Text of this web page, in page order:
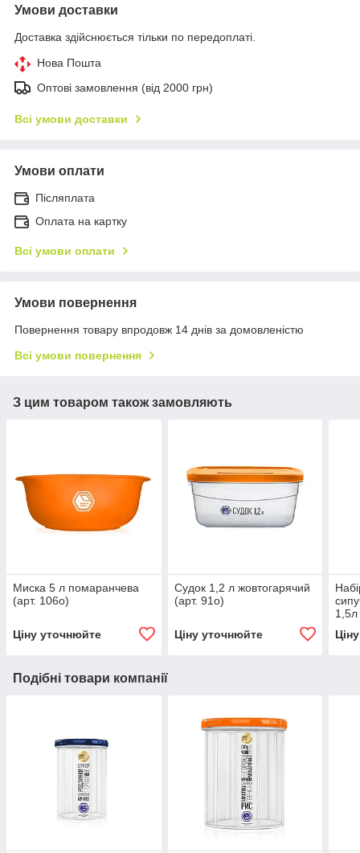
Умови доставки
Доставка здійснюється тільки по передоплаті.
Нова Пошта
Оптові замовлення (від 2000 грн)
Всі умови доставки
Умови оплати
Післяплата
Оплата на картку
Всі умови оплати
Умови повернення
Повернення товару впродовж 14 днів за домовленістю
Всі умови повернення
З цим товаром також замовляють
Миска 5 л помаранчева
(арт. 106о)
Ціну уточнюйте
Судок 1,2 л жовтогарячий
(арт. 91о)
Ціну уточнюйте
1,5л
Подібні товари компанії